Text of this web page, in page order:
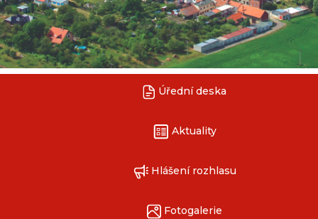
Úřední deska
Aktuality
Hlášení rozhlasu
Fotogalerie